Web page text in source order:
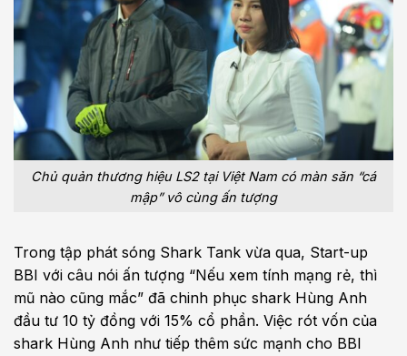
Chủ quản thương hiệu LS2 tại Việt Nam có màn săn “cá
mập” vô cùng ấn tượng
Trong tập phát sóng Shark Tank vừa qua, Start-up
BBI với câu nói ấn tượng “Nếu xem tính mạng rẻ, thì
mũ nào cũng mắc” đã chinh phục shark Hùng Anh
đầu tư 10 tỷ đồng với 15% cổ phần. Việc rót vốn của
shark Hùng Anh như tiếp thêm sức mạnh cho BBI